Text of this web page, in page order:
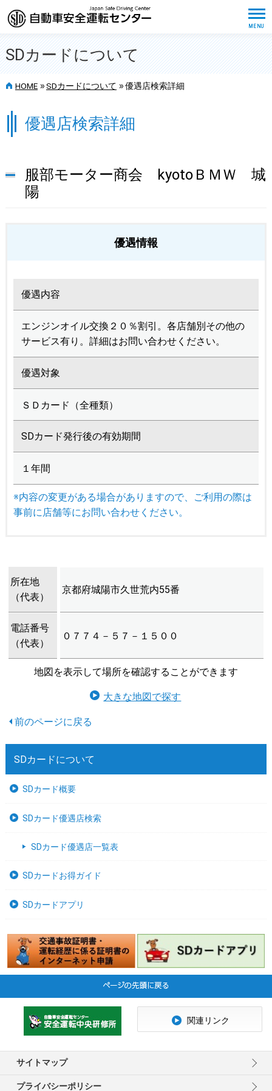
SDカードについて
HOME >> SDカードについて >> 優遇店検索詳細
優遇店検索詳細
服部モーター商会 kyotoＢＭＷ 城
陽
優遇情報
優遇内容
エンジンオイル交換２０％割引。各店舗別その他の
サービス有り。詳細はお問い合わせください。
優遇対象
ＳＤカード（全種類）
SDカード発行後の有効期間
１年間
※内容の変更がある場合がありますので、ご利用の際は
事前に店舗等にお問い合わせください。
所在地
（代表）
京都府城陽市久世荒内55番
電話番号
（代表）
０７７４－５７－１５００
地図を表示して場所を確認することができます
大きな地図で探す
SDカードについて
SDカード概要
SDカード優遇店検索
SDカード優遇店一覧表
SDカードお得ガイド
SDカードアプリ
サイトマップ
プライバシーポリシー
関連リンク